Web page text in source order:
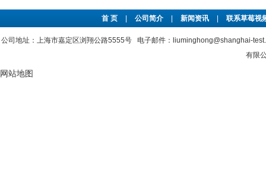
首 页 公司简介 新闻资讯 联系草莓视
公司地址：上海市嘉定区浏翔公路5555号 电子邮件：liuminghong@shanghai-
有限
网站地图